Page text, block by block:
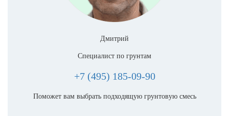
Дмитрий
Специалист по грунтам
+7 (495) 185-09-90
Поможет вам выбрать подходящую грунтовую смесь